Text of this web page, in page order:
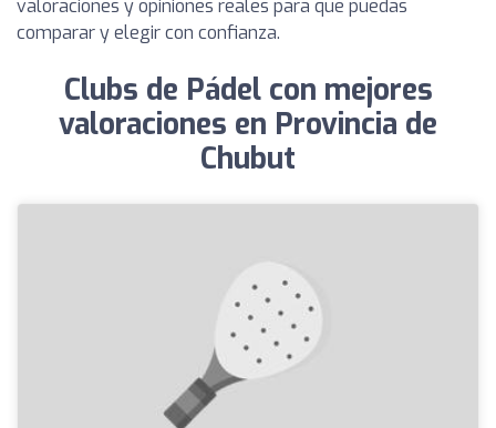
valoraciones y opiniones reales para que puedas
comparar y elegir con confianza.
Clubs de Pádel con mejores
valoraciones en Provincia de
Chubut